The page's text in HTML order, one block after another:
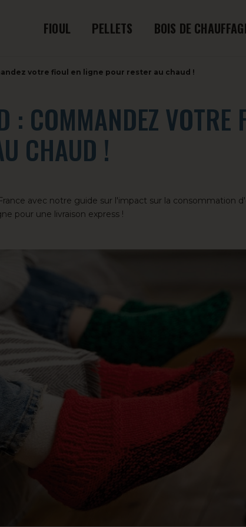
FIOUL PELLETS BOIS DE
votre fioul en ligne pour rester au chaud !
: COMMANDEZ VOTRE
CHAUD !
avec notre guide sur l'impact sur la consommation
pour une livraison express !